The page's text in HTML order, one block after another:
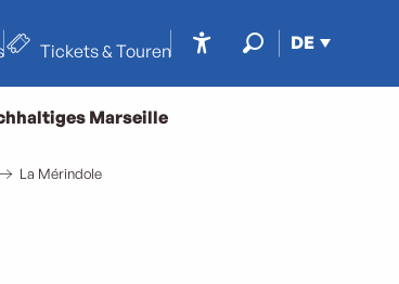
DE
Tickets & Touren
Marseille
La Mérindole